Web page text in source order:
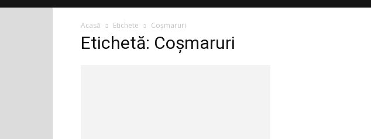
Acasă Etichete Coșmaruri
Etichetă: Coșmaruri